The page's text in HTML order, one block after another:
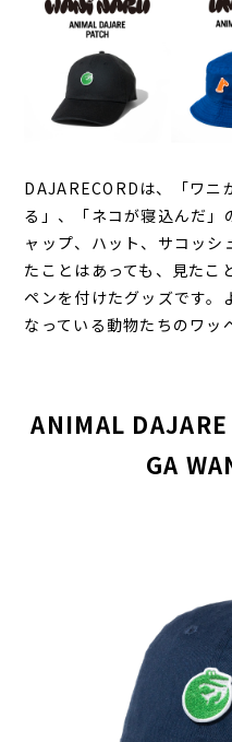
DAJARECORDは、「ワニ
る」、「ネコが寝込んだ」
ャップ、ハット、サコッシ
たことはあっても、見たこ
ペンを付けたグッズです。
なっている動物たちのワッ
ANIMAL
GA